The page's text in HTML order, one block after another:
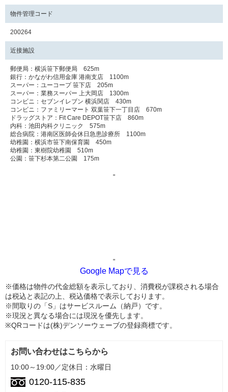
物件管理コード
200264
近接施設
郵便局：横浜笹下郵便局 625m
銀行：かながわ信用金庫 港南支店 1100m
スーパー：ユーコープ 笹下店 205m
スーパー：業務スーパー 上大岡店 1300m
コンビニ：セブンイレブン 横浜関店 430m
コンビニ：ファミリーマート 双葉笹下一丁目店 670m
ドラッグストア：Fit Care DEPOT笹下店 860m
内科：池田内科クリニック 575m
総合病院：港南区医師会休日急患診療所 1100m
幼稚園：横浜市笹下南保育園 450m
幼稚園：東樹院幼稚園 510m
公園：笹下杉本第二公園 175m
"
"
Google Mapで見る
※価格は物件の代金総額を表示しており、消費税が課税される場合
は税込と表記の上、税込価格で表示しております。
※間取りの「S」はサービスルーム（納戸）です。
※現況と異なる場合には現況を優先します。
※QRコードは(株)デンソーウェーブの登録商標です。
お問い合わせはこちらから
10:00～19:00／定休日：水曜日
0120-115-835